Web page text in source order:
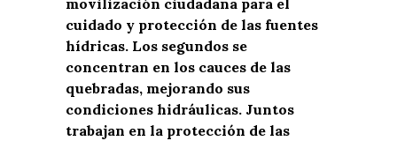
movilización ciudadana para el
cuidado y protección de las fuentes
hídricas. Los segundos se
concentran en los cauces de las
quebradas, mejorando sus
condiciones hidráulicas. Juntos
trabajan en la protección de las